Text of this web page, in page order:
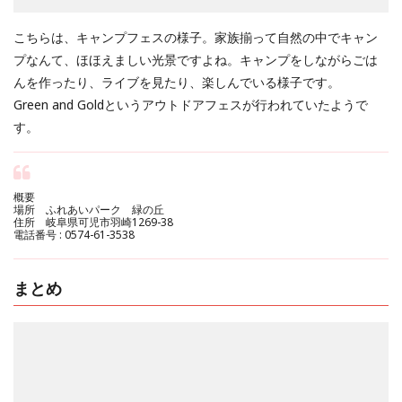
こちらは、キャンプフェスの様子。家族揃って自然の中でキャン
プなんて、ほほえましい光景ですよね。キャンプをしながらごは
んを作ったり、ライブを見たり、楽しんでいる様子です。
Green and Goldというアウトドアフェスが行われていたようで
す。
概要
場所 ふれあいパーク 緑の丘
住所 岐阜県可児市羽崎1269-38
電話番号 : 0574-61-3538
まとめ